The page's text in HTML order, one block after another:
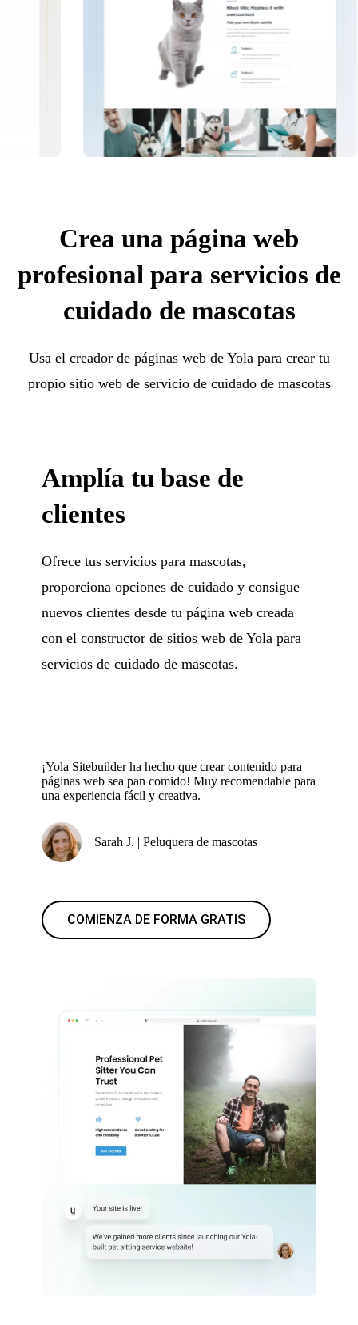
Crea una página web
profesional para servicios de
cuidado de mascotas
Usa el creador de páginas web de Yola para crear tu
propio sitio web de servicio de cuidado de mascotas
Amplía tu base de
clientes
Ofrece tus servicios para mascotas,
proporciona opciones de cuidado y consigue
nuevos clientes desde tu página web creada
con el constructor de sitios web de Yola para
servicios de cuidado de mascotas.
¡Yola Sitebuilder ha hecho que crear contenido para
páginas web sea pan comido! Muy recomendable para
una experiencia fácil y creativa.
Sarah J. | Peluquera de mascotas
COMIENZA DE FORMA GRATIS